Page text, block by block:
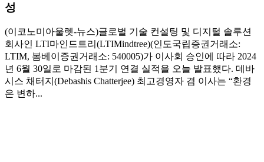
성
(이코노미아울렛-뉴스)글로벌 기술 컨설팅 및 디지털 솔루션
회사인 LTI마인드트리(LTIMindtree)(인도국립증권거래소:
LTIM, 봄베이증권거래소: 540005)가 이사회 승인에 따라 2024
년 6월 30일로 마감된 1분기 연결 실적을 오늘 발표했다. 데바
시스 채터지(Debashis Chatterjee) 최고경영자 겸 이사는 “환경
은 변하...